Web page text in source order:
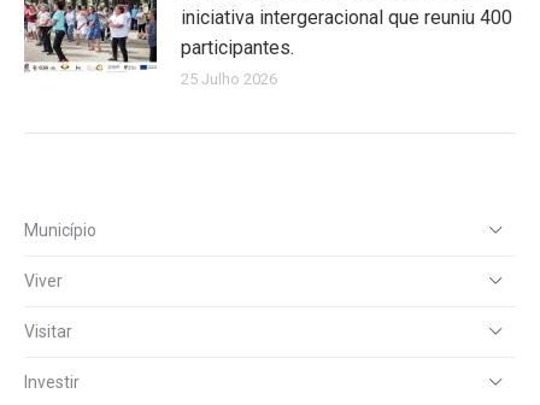
iniciativa intergeracional que reuniu 400
participantes.
25 Julho 2026
Município
Viver
Visitar
Investir